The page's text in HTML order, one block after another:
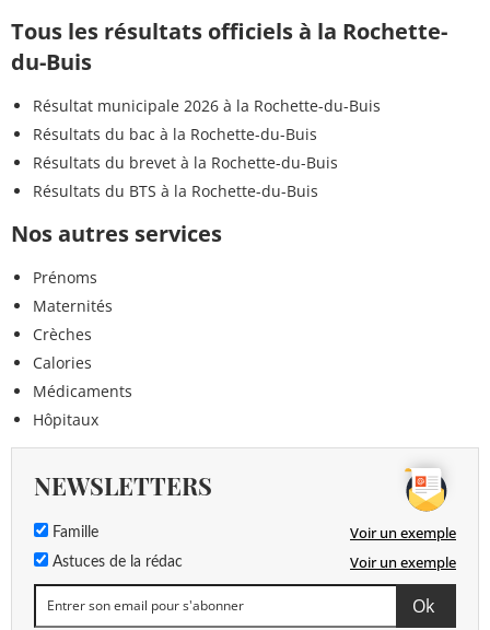
Tous les résultats officiels à la Rochette-
du-Buis
Résultat municipale 2026 à la Rochette-du-Buis
Résultats du bac à la Rochette-du-Buis
Résultats du brevet à la Rochette-du-Buis
Résultats du BTS à la Rochette-du-Buis
Nos autres services
Prénoms
Maternités
Crèches
Calories
Médicaments
Hôpitaux
NEWSLETTERS
Famille Voir un exemple
Astuces de la rédac Voir un exemple